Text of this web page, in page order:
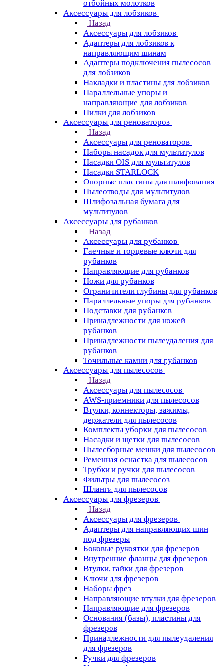
отбойных молотков
Аксессуары для лобзиков
Назад
Аксессуары для лобзиков
Адаптеры для лобзиков к
направляющим шинам
Адаптеры подключения пылесосов
для лобзиков
Накладки и пластины для лобзиков
Параллельные упоры и
направляющие для лобзиков
Пилки для лобзиков
Аксессуары для реноваторов
Назад
Аксессуары для реноваторов
Наборы насадок для мультитулов
Насадки OIS для мультитулов
Насадки STARLOCK
Опорные пластины для шлифования
Пылеотводы для мультитулов
Шлифовальная бумага для
мультитулов
Аксессуары для рубанков
Назад
Аксессуары для рубанков
Гаечные и торцевые ключи для
рубанков
Направляющие для рубанков
Ножи для рубанков
Ограничители глубины для рубанков
Параллельные упоры для рубанков
Подставки для рубанков
Принадлежности для ножей
рубанков
Принадлежности пылеудаления для
рубанков
Точильные камни для рубанков
Аксессуары для пылесосов
Назад
Аксессуары для пылесосов
AWS-приемники для пылесосов
Втулки, коннекторы, зажимы,
держатели для пылесосов
Комплекты уборки для пылесосов
Насадки и щетки для пылесосов
Пылесборные мешки для пылесосов
Ременная оснастка для пылесосов
Трубки и ручки для пылесосов
Фильтры для пылесосов
Шланги для пылесосов
Аксессуары для фрезеров
Назад
Аксессуары для фрезеров
Адаптеры для направляющих шин
под фрезеры
Боковые рукоятки для фрезеров
Внутренние фланцы для фрезеров
Втулки, гайки для фрезеров
Ключи для фрезеров
Наборы фрез
Направляющие втулки для фрезеров
Направляющие для фрезеров
Основания (базы), пластины для
фрезеров
Принадлежности для пылеудаления
для фрезеров
Ручки для фрезеров